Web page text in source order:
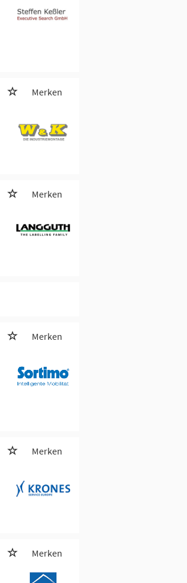
Merken
Merken
Merken
Merken
Merken